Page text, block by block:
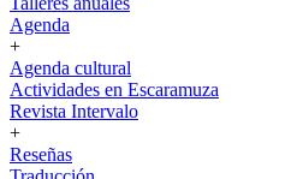
Agenda
+
Agenda cultural
Actividades en Escaramuza
Revista Intervalo
+
Reseñas